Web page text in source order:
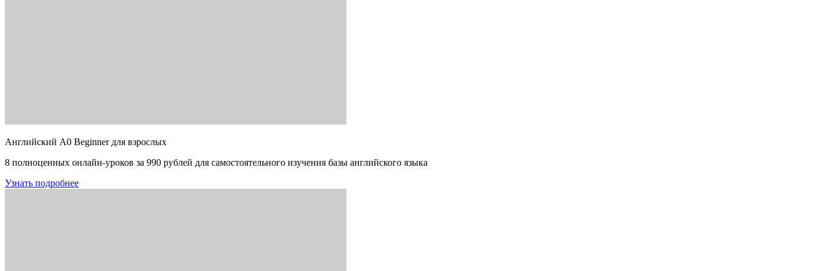
Английский A0 Beginner для взрослых
8 полноценных онлайн-уроков за 990 рублей для самостоятельного изучения базы английского языка
Узнать подробнее